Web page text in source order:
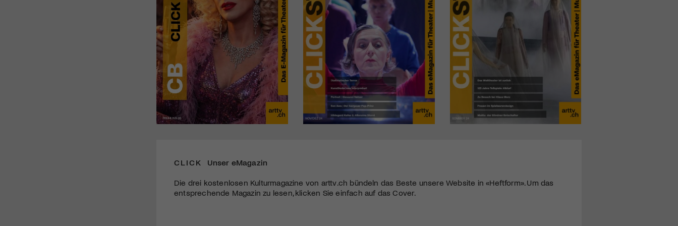
CLICK Unser eMagazin
Die drei kostenlosen Kulturmagazine von arttv.ch bündeln das Beste unsere Website in «Heftform». Um das
entsprechende Magazin zu lesen, klicken Sie einfach auf das Cover.